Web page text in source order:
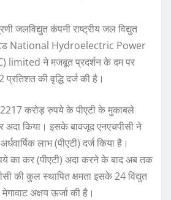
जलविद्युत कंपनीराष्ट्रीय जल विद्युत
National Hydroelectric Power
ने मजबूत प्रदर्शन के दम पर
की वृद्धि दर्ज की है।
2217 करोड़ रुपये के पीएटी के मुकाबले
किया। इसके बावजूद एनएचपीसी ने
लाभ (पीएटी) दर्ज किया है।
का कर (पीएटी) अदा करने के बाद अब तक
की कुल स्थापित क्षमता इसके 24 विद्युत
अक्षय ऊर्जा की है।